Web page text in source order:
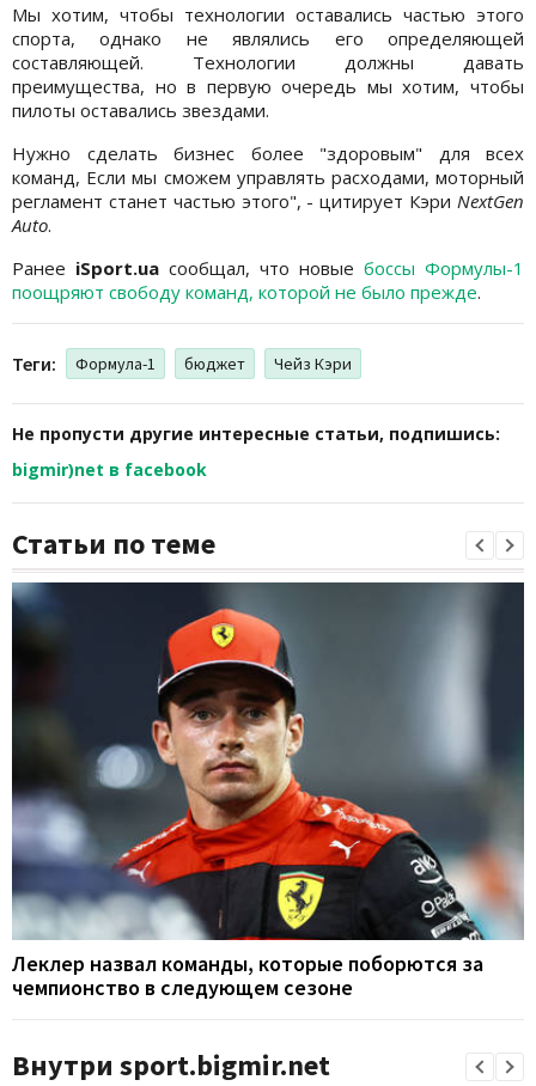
Мы хотим, чтобы технологии оставались частью этого
спорта, однако не являлись его определяющей
составляющей. Технологии должны давать
преимущества, но в первую очередь мы хотим, чтобы
пилоты оставались звездами.
Нужно сделать бизнес более "здоровым" для всех
команд, Если мы сможем управлять расходами, моторный
регламент станет частью этого", - цитирует Кэри NextGen
Auto.
Ранее iSport.ua сообщал, что новые боссы Формулы-1
поощряют свободу команд, которой не было прежде.
Теги: Формула-1 бюджет Чейз Кэри
Не пропусти другие интересные статьи, подпишись:
bigmir)net в facebook
Статьи по теме
Леклер назвал команды, которые поборются за
чемпионство в следующем сезоне
Внутри sport.bigmir.net